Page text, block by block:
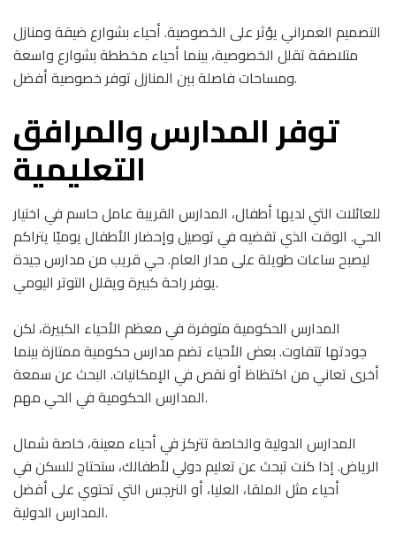
التصميم العمراني يؤثر على الخصوصية. أحياء بشوارع ضيقة ومنازل
متلاصقة تقلل الخصوصية، بينما أحياء مخططة بشوارع واسعة
ومساحات فاصلة بين المنازل توفر خصوصية أفضل.
توفر المدارس والمرافق
التعليمية
للعائلات التي لديها أطفال، المدارس القريبة عامل حاسم في اختيار
الحي. الوقت الذي تقضيه في توصيل وإحضار الأطفال يوميًا يتراكم
ليصبح ساعات طويلة على مدار العام. حي قريب من مدارس جيدة
يوفر راحة كبيرة ويقلل التوتر اليومي.
المدارس الحكومية متوفرة في معظم الأحياء الكبيرة، لكن
جودتها تتفاوت. بعض الأحياء تضم مدارس حكومية ممتازة بينما
أخرى تعاني من اكتظاظ أو نقص في الإمكانيات. البحث عن سمعة
المدارس الحكومية في الحي مهم.
المدارس الدولية والخاصة تتركز في أحياء معينة، خاصة شمال
الرياض. إذا كنت تبحث عن تعليم دولي لأطفالك، ستحتاج للسكن في
أحياء مثل الملقا، العليا، أو النرجس التي تحتوي على أفضل
المدارس الدولية.